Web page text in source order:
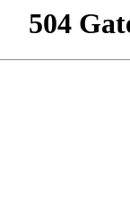
504